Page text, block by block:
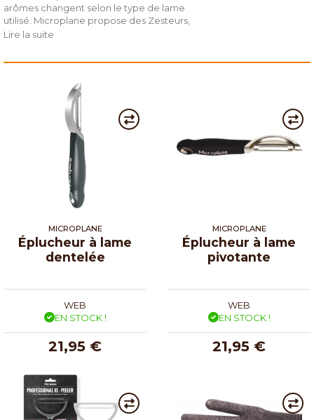
arômes changent selon le type de lame
utilisé. Microplane propose des Zesteurs,
râpe à épices, lame fine, lame gros grains,
Lire la suite
MICROPLANE
Éplucheur à lame
dentelée
WEB
EN STOCK !
21,95 €
MICROPLANE
Éplucheur à lame
pivotante
WEB
EN STOCK !
21,95 €